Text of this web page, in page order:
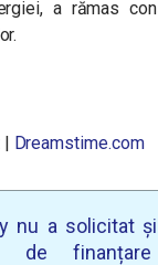
a rămas
| Dreamstime.com
nu a solicitat
de